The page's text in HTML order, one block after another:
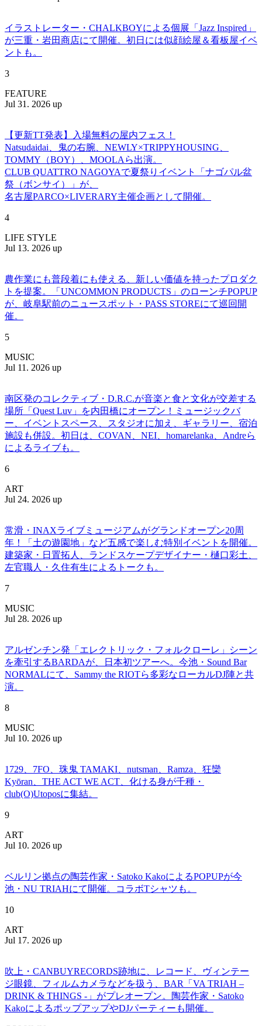
イラストレーター・CHALKBOYによる個展「Jazz Inspired」
が三重・岩田商店にて開催。初日には似顔絵屋＆看板屋イベ
ントも。
3
FEATURE
Jul 31. 2026 up
【更新TT発表】入場無料の屋内フェス！
Natsudaidai、鬼の右腕、NEWLY×TRIPPYHOUSING、
TOMMY（BOY）、MOOLAら出演。
CLUB QUATTRO NAGOYAで夏祭りイベント「ナゴパル盆
祭（ボンサイ）」が、
名古屋PARCO×LIVERARY主催企画として開催。
4
LIFE STYLE
Jul 13. 2026 up
農作業にも普段着にも使える、新しい価値を持ったプロダク
トを提案。「UNCOMMON PRODUCTS」のローンチPOPUP
が、岐阜駅前のニュースポット・PASS STOREにて巡回開
催。
5
MUSIC
Jul 11. 2026 up
南区発のコレクティブ・D.R.C.が⾳楽と⾷と⽂化が交差する
場所「Quest Luv」を内田橋にオープン！ミュージックバ
ー、イベントスペース、スタジオに加え、ギャラリー、宿泊
施設も併設。初日は、COVAN、NEI、homarelanka、Andreら
によるライブも。
6
ART
Jul 24. 2026 up
常滑・INAXライブミュージアムがグランドオープン20周
年！「土の遊園地」など五感で楽しむ特別イベントを開催。
建築家・日置拓人、ランドスケープデザイナー・樋口彩土、
左官職人・久住有生によるトークも。
7
MUSIC
Jul 28. 2026 up
アルゼンチン発「エレクトリック・フォルクローレ」シーン
を牽引するBARDAが、日本初ツアーへ。今池・Sound Bar
NORMALにて、Sammy the RIOTら多彩なローカルDJ陣と共
演。
8
MUSIC
Jul 10. 2026 up
1729、7FO、珠鬼 TAMAKI、nutsman、Ramza、狂欒
Kyōran、THE ACT WE ACT、化ける身が千種・
club(O)Utoposに集結。
9
ART
Jul 10. 2026 up
ベルリン拠点の陶芸作家・Satoko KakoによるPOPUPが今
池・NU TRIAHにて開催。コラボTシャツも。
10
ART
Jul 17. 2026 up
吹上・CANBUYRECORDS跡地に、レコード、ヴィンテー
ジ眼鏡、フィルムカメラなどを扱う、BAR「VA TRIAH –
DRINK & THINGS -」がプレオープン。陶芸作家・Satoko
KakoによるポップアップやDJパーティーも開催。